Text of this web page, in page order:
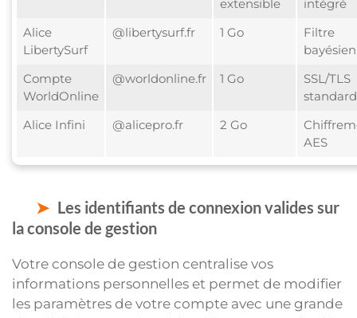
extensible
intégré
Alice
LibertySurf
@libertysurf.fr 1 Go
Filtre
bayésien
Compte
WorldOnline
@worldonline.fr 1 Go
SSL/TLS
standard
Alice Infini
@alicepro.fr 2 Go
AES
Les identifiants de connexion valides sur
la console de gestion
Votre console de gestion centralise vos
informations personnelles et permet de modifier
les paramètres de votre compte avec une grande